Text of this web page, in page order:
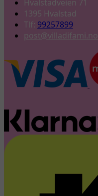
Hvalstadveien 71
1395 Hvalstad
Tlf: 99257899
post@villadifami.no